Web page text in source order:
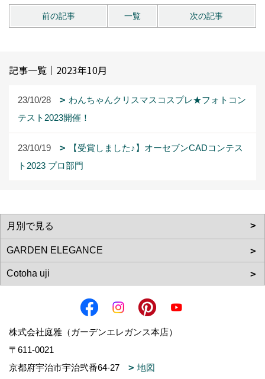
前の記事 一覧 次の記事
記事一覧｜2023年10月
23/10/28
わんちゃんクリスマスコスプレ★フォトコン
テスト2023開催！
23/10/19
【受賞しました♪】オーセブンCADコンテス
ト2023 プロ部門
株式会社庭雅（ガーデンエレガンス本店）
〒611-0021
京都府宇治市宇治弐番64-27
地図